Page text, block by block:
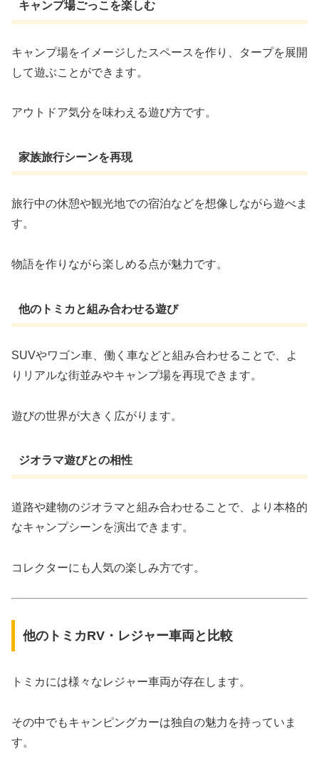
キャンプ場ごっこを楽しむ
キャンプ場をイメージしたスペースを作り、タープを展開
して遊ぶことができます。
アウトドア気分を味わえる遊び方です。
家族旅行シーンを再現
旅行中の休憩や観光地での宿泊などを想像しながら遊べま
す。
物語を作りながら楽しめる点が魅力です。
他のトミカと組み合わせる遊び
SUVやワゴン車、働く車などと組み合わせることで、よ
りリアルな街並みやキャンプ場を再現できます。
遊びの世界が大きく広がります。
ジオラマ遊びとの相性
道路や建物のジオラマと組み合わせることで、より本格的
なキャンプシーンを演出できます。
コレクターにも人気の楽しみ方です。
他のトミカRV・レジャー車両と比較
トミカには様々なレジャー車両が存在します。
その中でもキャンピングカーは独自の魅力を持っていま
す。